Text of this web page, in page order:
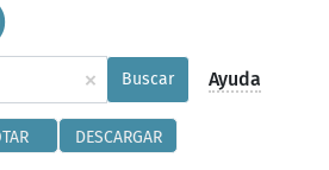
× Buscar Ayuda
DESCARGAR